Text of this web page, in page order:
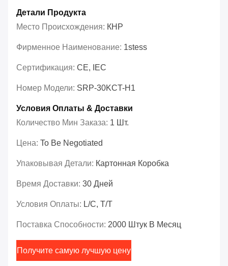
Детали Продукта
Место Происхождения: КНР
Фирменное Наименование: 1stess
Сертификация: CE, IEC
Номер Модели: SRP-30KCT-H1
Условия Оплаты & Доставки
Количество Мин Заказа: 1 Шт.
Цена: To Be Negotiated
Упаковывая Детали: Картонная Коробка
Время Доставки: 30 Дней
Условия Оплаты: L/C, T/T
Поставка Способности: 2000 Штук В Месяц
Получите самую лучшую цену